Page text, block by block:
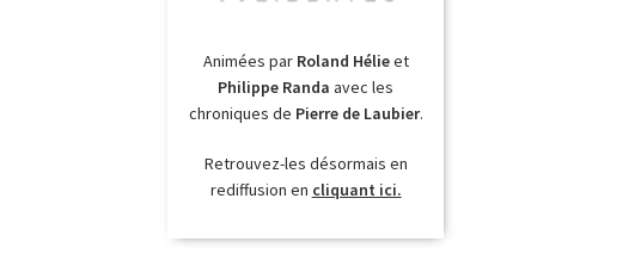
Animées par Roland Hélieet
Philippe Randa avec les
chroniques de Pierre de Laubier.
Retrouvez-les désormais en
rediffusion en cliquant ici.